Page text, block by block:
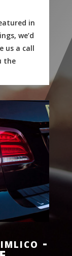
in
we’d
us a call
the
-